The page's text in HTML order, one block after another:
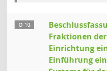
Ö 10
Fraktionen der
Einrichtung
Einführung